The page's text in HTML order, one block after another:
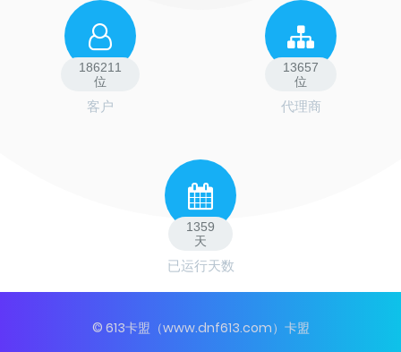
186211
位
客户
13657
位
代理商
1359
天
已运行天数
© 613卡盟（www.dnf613.com）卡盟